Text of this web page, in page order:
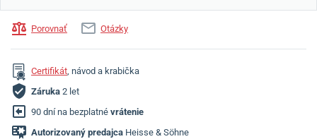
Porovnať Otázky
Certifikát, návod a krabička
Záruka 2 let
90 dní na bezplatné vrátenie
Autorizovaný predajca Heisse & Söhne